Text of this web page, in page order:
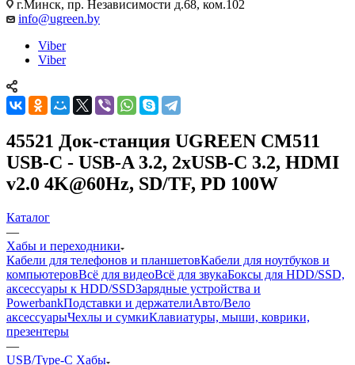
г.Минск, пр. Независимости д.68, ком.102
info@ugreen.by
Viber
Viber
45521 Док-станция UGREEN CM511
USB-C - USB-A 3.2, 2xUSB-C 3.2, HDMI
v2.0 4K@60Hz, SD/TF, PD 100W
Каталог
—
Хабы и переходники
Кабели для телефонов и планшетовКабели для ноутбуков и
компьютеровВсё для видеоВсё для звукаБоксы для HDD/SSD,
аксессуары к HDD/SSDЗарядные устройства и
PowerbankПодставки и держателиАвто/Вело
аксессуарыЧехлы и сумкиКлавиатуры, мыши, коврики,
презентеры
—
USB/Type-C Хабы